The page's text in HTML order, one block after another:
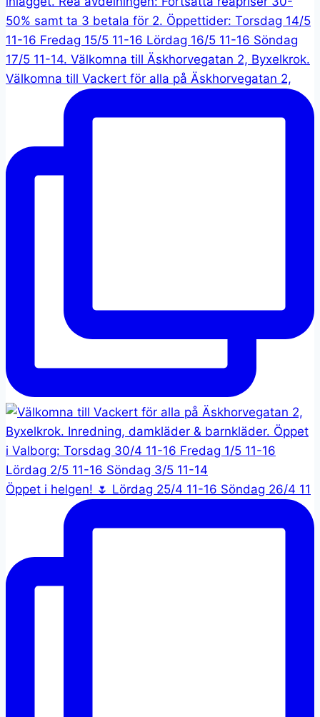
Välkomna till Vackert för alla på Äskhorvegatan 2,
Öppet i helgen! 🌷 Lördag 25/4 11-16 Söndag 26/4 11